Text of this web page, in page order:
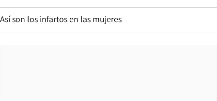
Así son los infartos en las mujeres